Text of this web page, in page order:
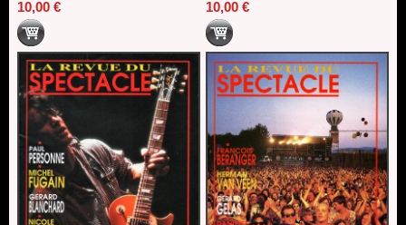
10,00 € 10,00 €